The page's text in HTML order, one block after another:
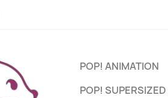
POP! ANIMATION
POP! SUPERSIZED